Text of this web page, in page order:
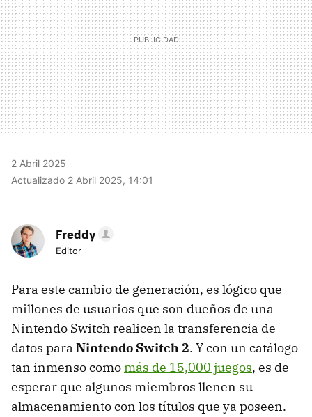
2 Abril 2025
Actualizado 2 Abril 2025, 14:01
Freddy
Editor
Para este cambio de generación, es lógico que
millones de usuarios que son dueños de una
Nintendo Switch realicen la transferencia de
datos para Nintendo Switch 2. Y con un catálogo
tan inmenso comomás de 15,000 juegos, es de
esperar que algunos miembros llenen su
almacenamiento con los títulos que ya poseen.